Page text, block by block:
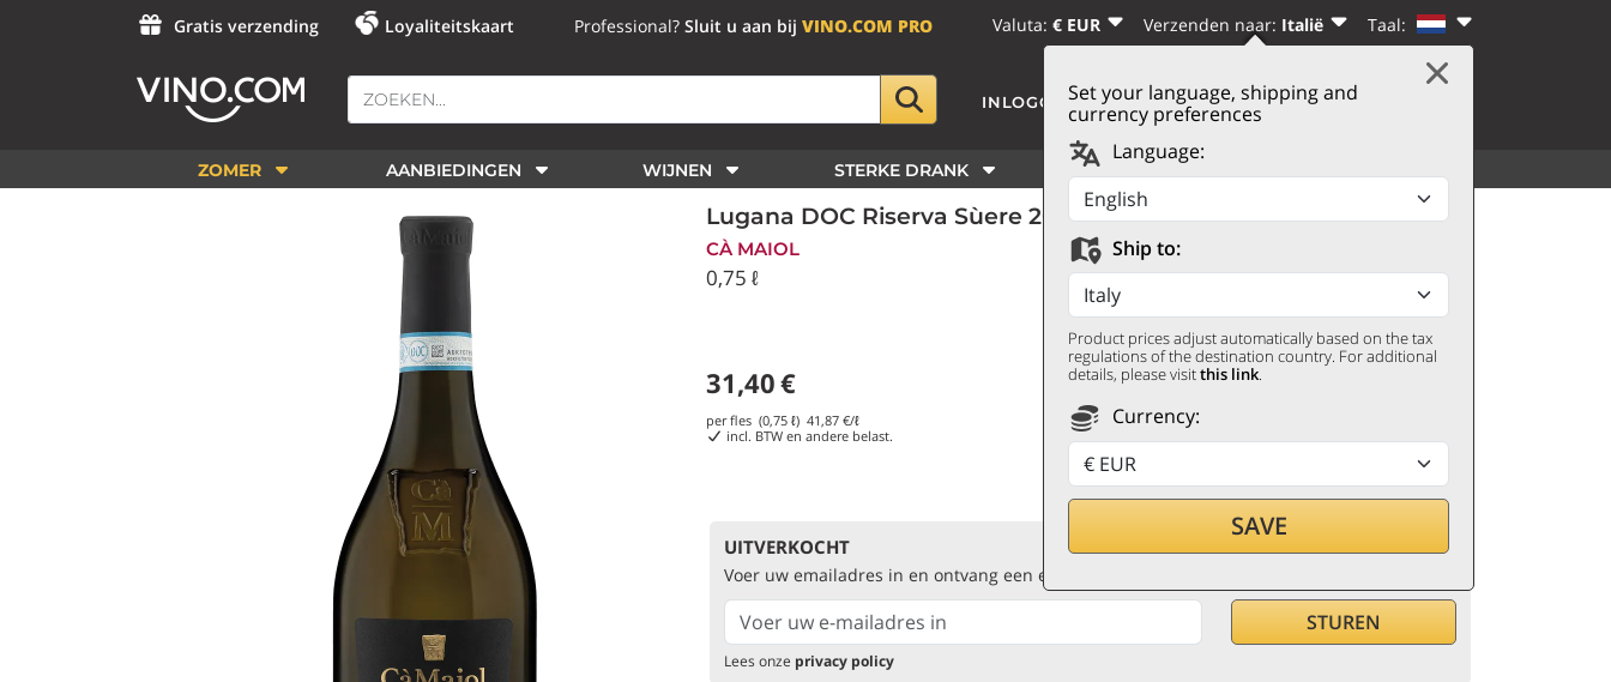
Gratis verzending Loyaliteitskaart Professional? Sluit u aan bij VINO.COM PRO Valuta: € EUR Verzenden naar: Italië Taal:
Set your language, shipping and
currency preferences
Language:
Ship to:
Product prices adjust automatically based on the tax
regulations of the destination country. For additional
details, please visitthis link.
Currency:
SAVE
INLOGGEN | REGISTREREN WINKELWAGEN
ZOMER AANBIEDINGEN WIJNEN STERKE DRANK MEER
Lugana DOC Riserva Sùere 2021 Cà Maiol
CÀ MAIOL
0,75 ℓ
31,40€
per fles (0,75 ℓ) 41,87 €/ℓ
incl. BTW en andere belast.
UITVERKOCHT
Voer uw emailadres in en ontvang een email zodra dit product weer beschikbaar is.
Lees onze privacy policy